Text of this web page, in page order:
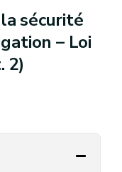
sécurité
– Loi
2)